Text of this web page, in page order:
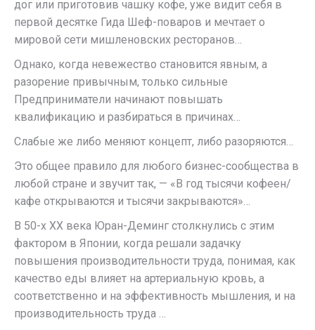
дог или приготовив чашку кофе, уже видит себя в
первой десятке Гида Шеф-поваров и мечтает о
мировой сети мишленовских ресторанов…
Однако, когда невежество становится явным, а
разорение привычным, только сильные
Предприниматели начинают повышать
квалификацию и разбираться в причинах…
Слабые же либо меняют концепт, либо разоряются…
Это общее правило для любого бизнес-сообщества в
любой стране и звучит так, — «В год тысячи кофеен/
кафе открываются и тысячи закрываются»…
В 50-х ХХ века Юран-Деминг столкнулись с этим
фактором в Японии, когда решали задачку
повышения производительности труда, понимая, как
качество еды влияет на артериальную кровь, а
соответственно и на эффективность мышления, и на
производительность труда …